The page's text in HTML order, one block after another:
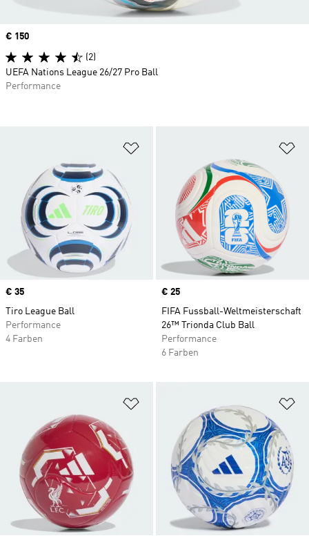
Price
€ 35
Tiro League Ball
Performance
4 Farben
Price
€ 25
FIFA Fussball-Weltmeisterschaft
26™ Trionda Club Ball
Performance
6 Farben
Price
€ 150
(2)
UEFA Nations League 26/27 Pro Ball
Performance